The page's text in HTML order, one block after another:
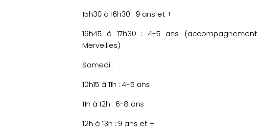
15h30 à 16h30 : 9 ans et +
16h45 à 17h30 : 4-5 ans (accompagnement
Merveilles)
Samedi :
10h15 à 11h : 4-5 ans
11h à 12h : 6-8 ans
12h à 13h : 9 ans et +